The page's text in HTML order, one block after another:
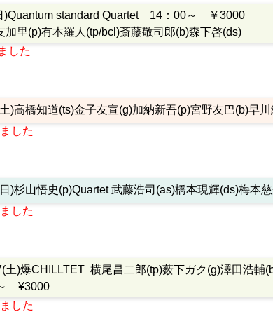
)Quantum standard Quartet 14：00～ ￥3000
加里(p)有本羅人(tp/bcl)斎藤敬司郎(b)森下啓(ds)
した
)高橋知道(ts)金子友宣(g)加納新吾(p)宮野友巴(b)早
した
)杉山悟史(p)Quartet 武藤浩司(as)橋本現輝(ds)梅本
した
土)爆CHILLTET 横尾昌二郎(tp)薮下ガク(g)澤田浩輔
¥3000
した